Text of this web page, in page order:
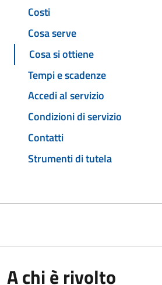
Costi
Cosa serve
Cosa si ottiene
Tempi e scadenze
Accedi al servizio
Condizioni di servizio
Contatti
Strumenti di tutela
A chi è rivolto